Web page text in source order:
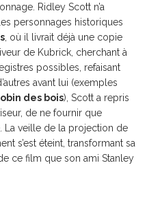
Ridley Scott n’a
personnages historiques
, où il livrait déjà une copie
de Kubrick, cherchant à
possibles, refaisant
avant lui (exemples
des bois), Scott a repris
de ne fournir que
La veille de la projection de
s’est éteint, transformant sa
ce film que son ami Stanley